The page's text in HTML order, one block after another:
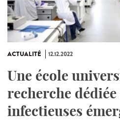
ACTUALITÉ 12.12.2022
Une école
recherche
infectieuses